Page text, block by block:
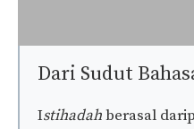
Dari Sudut
Istihadahberasal